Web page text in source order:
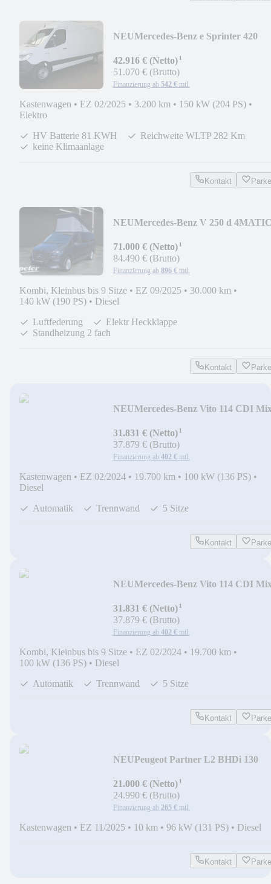
NEUMercedes-Benz e Sprinter 420
42.916 € (Netto)¹
51.070 € (Brutto)
Finanzierung ab 542 € mtl.
Kastenwagen • EZ 02/2025 • 3.200 km • 150 kW (204 PS) •
Elektro
HV Batterie 81 KWH
Reichweite WLTP 282 Km
keine Klimaanlage
Kontakt
NEUMercedes-Benz V 250 d
AIRMATIC*LED*AHK*DISTR
71.000 € (Netto)¹
84.490 € (Brutto)
Finanzierung ab 896 € mtl.
Kombi, Kleinbus bis 9 Sitze • EZ 09/2025 • 30.000 km •
140 kW (190 PS) • Diesel
Luftfederung
Elektr Heckklappe
Standheizung 2 fach
Kontakt
NEUMercedes-Benz Vito 114 CDI
31.831 € (Netto)¹
37.879 € (Brutto)
Finanzierung ab 402 € mtl.
Kastenwagen • EZ 02/2024 • 19.700 km • 100 kW (136 PS) •
Diesel
Automatik
Trennwand 5 Sitze
Kontakt
NEUMercedes-Benz Vito 114 CDI
31.831 € (Netto)¹
37.879 € (Brutto)
Finanzierung ab 402 € mtl.
Kombi, Kleinbus bis 9 Sitze • EZ 02/2024 • 19.700 km •
100 kW (136 PS) • Diesel
Automatik
Trennwand 5 Sitze
Kontakt
NEUPeugeot Partner L2 BHDi 130
21.000 € (Netto)¹
24.990 € (Brutto)
Finanzierung ab 265 € mtl.
Kastenwagen • EZ 11/2025 • 10 km • 96 kW (131 PS) • Diesel
Kontakt